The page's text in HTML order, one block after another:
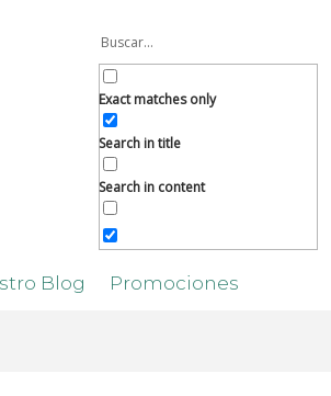
Exact matches only
Search in title
Search in content
Blog Promociones